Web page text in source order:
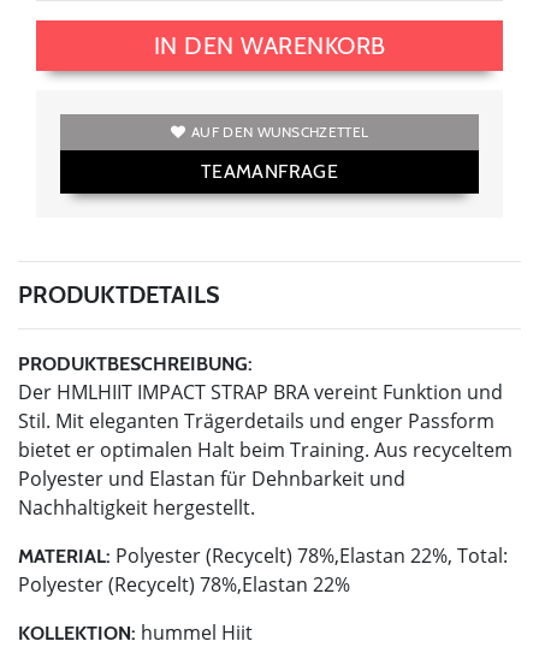
IN DEN WARENKORB
AUF DEN WUNSCHZETTEL
TEAMANFRAGE
PRODUKTDETAILS
PRODUKTBESCHREIBUNG:
Der HMLHIIT IMPACT STRAP BRA vereint Funktion und
Stil. Mit eleganten Trägerdetails und enger Passform
bietet er optimalen Halt beim Training. Aus recyceltem
Polyester und Elastan für Dehnbarkeit und
Nachhaltigkeit hergestellt.
MATERIAL: Polyester (Recycelt) 78%,Elastan 22%, Total:
Polyester (Recycelt) 78%,Elastan 22%
KOLLEKTION: hummel Hiit